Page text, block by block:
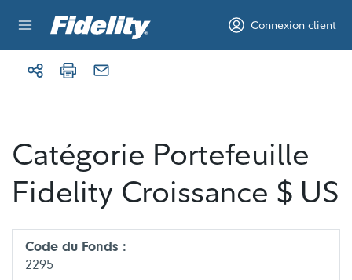
Connexion client
Catégorie Portefeuille
Fidelity Croissance $ US
Code du Fonds :
2295